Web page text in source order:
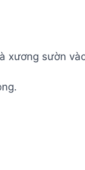
xương sườn